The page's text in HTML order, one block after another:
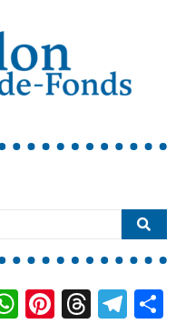
WhatsApp
Pinterest